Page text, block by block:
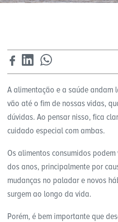
A alimentação e a saúde
vão até o fim de nossas vidas,
dúvidas. Ao pensar nisso, fica
cuidado especial com ambas.
Os alimentos consumidos
dos anos, principalmente por
mudanças no paladar e novos
surgem ao longo da vida.
Porém, é bem importante que